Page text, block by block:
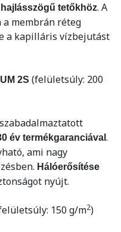
tetőkhöz. A
membrán réteg
a kapilláris vízbejutást
2S (felületsúly: 200
év termékgaranciával .
ami nagy
Hálóerősítése
nyújt.
150 g/m2)